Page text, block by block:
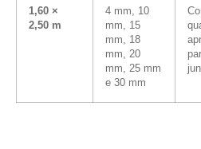
1,60 ×
2,50 m
4 mm, 10
mm, 15
mm, 18
mm, 20
mm, 25 mm
e 30 mm